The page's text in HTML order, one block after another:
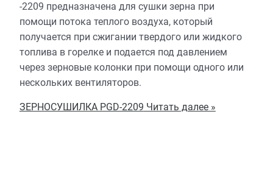
-2209 предназначена для сушки зерна при
помощи потока теплого воздуха, который
получается при сжигании твердого или жидкого
топлива в горелке и подается под давлением
через зерновые колонки при помощи одного или
нескольких вентиляторов.
ЗЕРНОСУШИЛКА PGD-2209 Читать далее »